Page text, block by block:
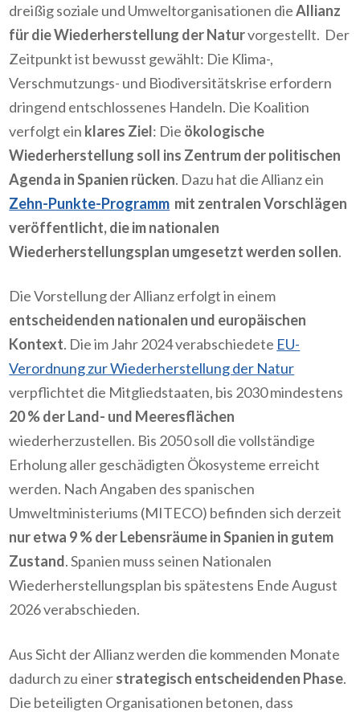
dreißig soziale und Umweltorganisationen dieAllianz
für die Wiederherstellung der Naturvorgestellt. Der
Zeitpunkt ist bewusst gewählt: Die Klima-,
Verschmutzungs- und Biodiversitätskrise erfordern
dringend entschlossenes Handeln. Die Koalition
verfolgt ein klares Ziel: Die ökologische
Wiederherstellung soll ins Zentrum der politischen
Agenda in Spanien rücken. Dazu hat die Allianz ein
Zehn-Punkte-Programm mit zentralen Vorschlägen
veröffentlicht, die im nationalen
Wiederherstellungsplan umgesetzt werden sollen.
Die Vorstellung der Allianz erfolgt in einem
entscheidenden nationalen und europäischen
Kontext. Die im Jahr 2024 verabschiedete EU-
Verordnung zur Wiederherstellung der Natur
verpflichtet die Mitgliedstaaten, bis 2030 mindestens
20 % der Land- und Meeresflächen
wiederherzustellen. Bis 2050 soll die vollständige
Erholung aller geschädigten Ökosysteme erreicht
werden. Nach Angaben des spanischen
Umweltministeriums (MITECO) befinden sich derzeit
nur etwa 9 % der Lebensräume in Spanien in gutem
Zustand. Spanien muss seinen Nationalen
Wiederherstellungsplan bis spätestens Ende August
2026 verabschieden.
Aus Sicht der Allianz werden die kommenden Monate
dadurch zu einerstrategisch entscheidenden Phase.
Die beteiligten Organisationen betonen, dass